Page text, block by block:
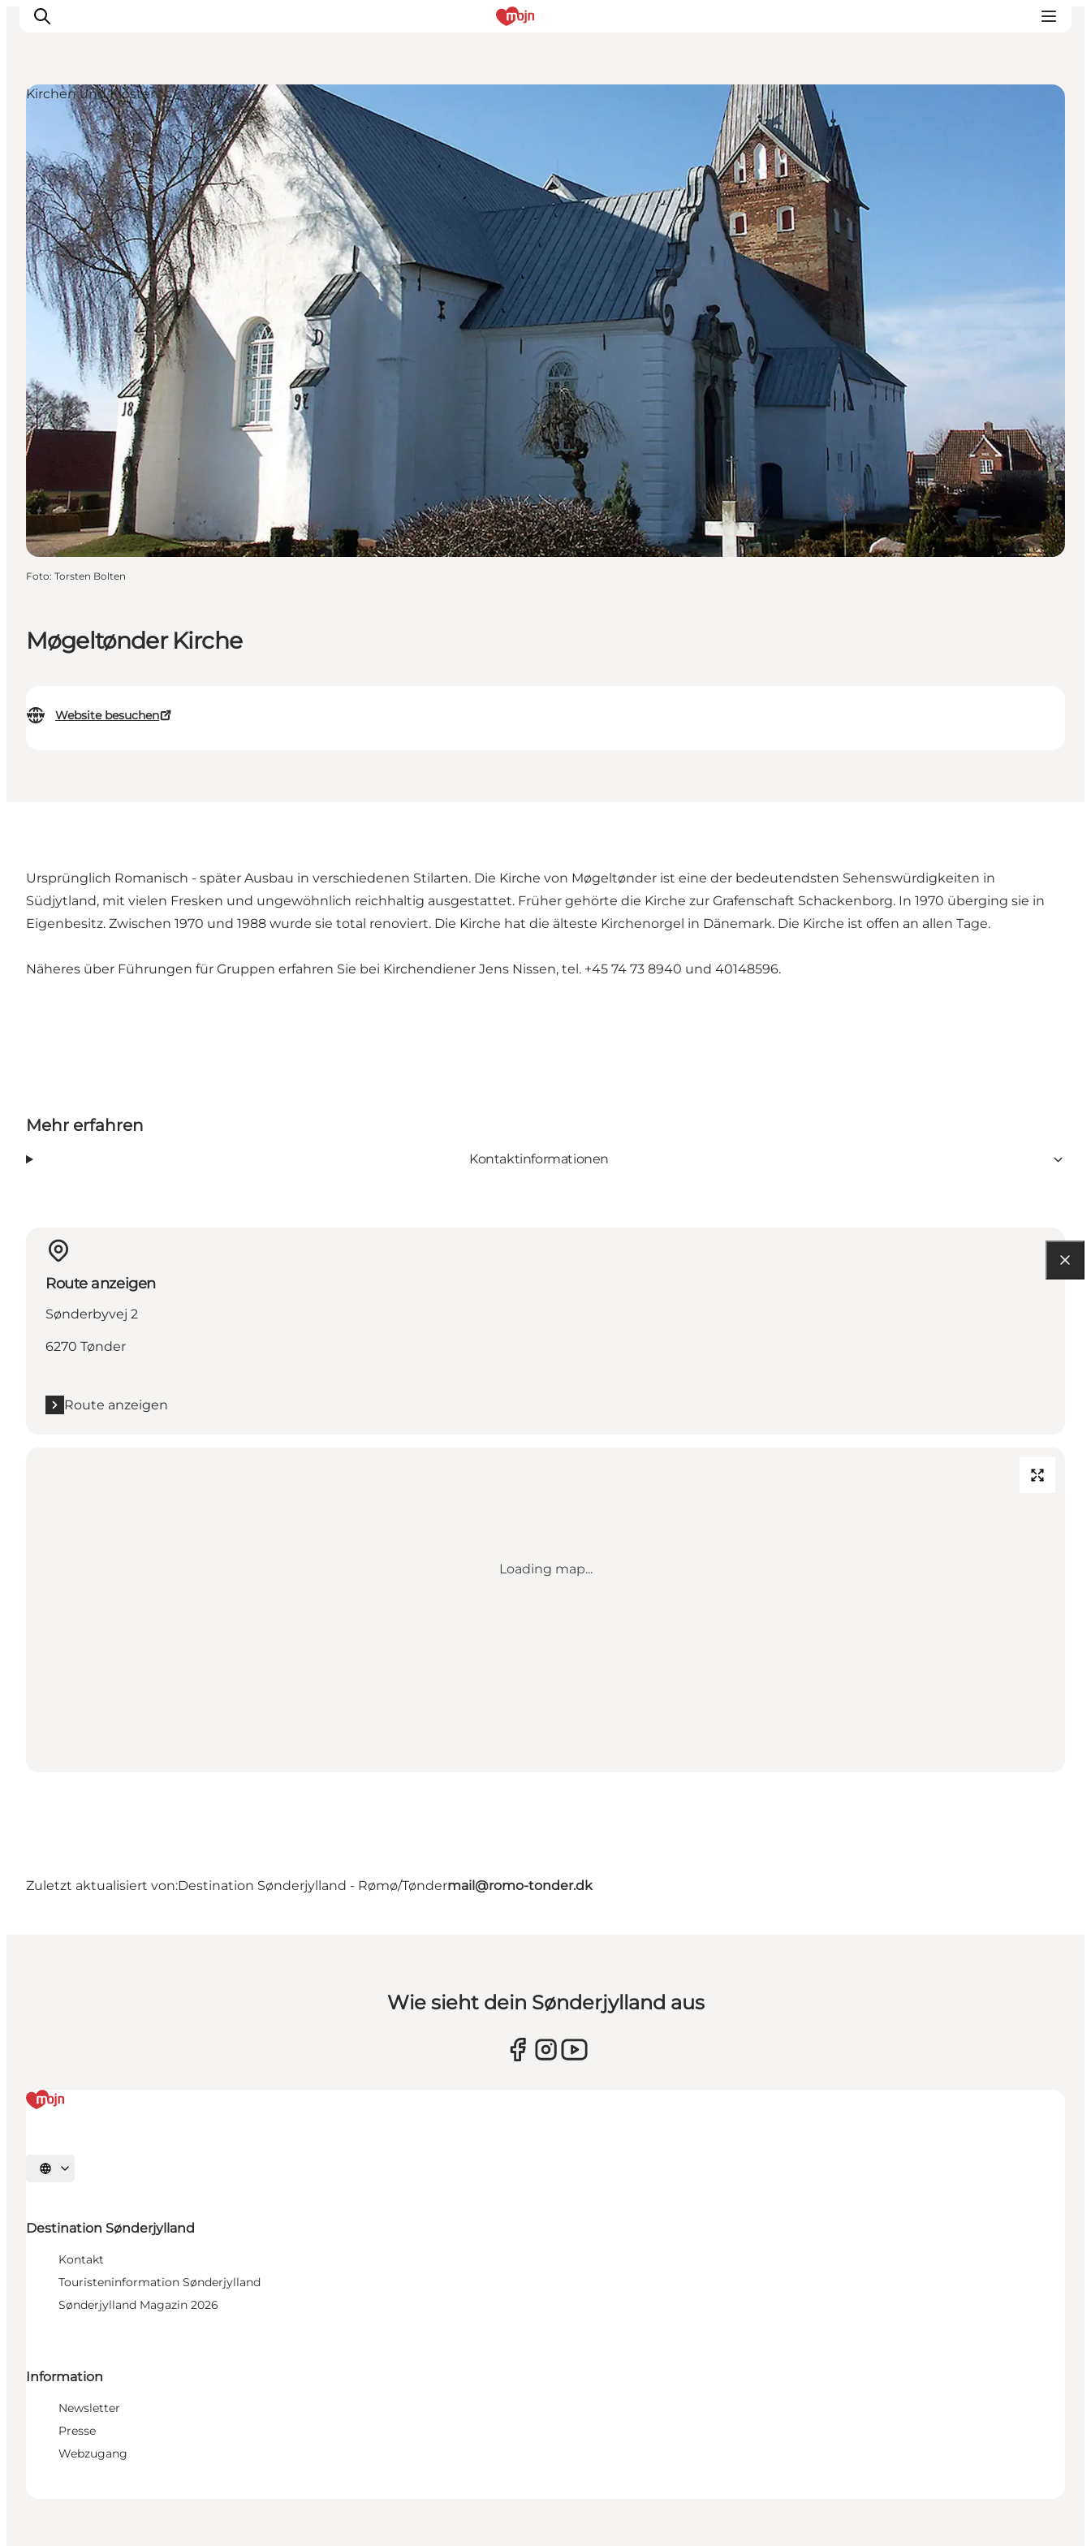
Erlebnisse
Städte und Regionen
Events
Übernachtung
Plane deine Reise
Booking
Møgeltønder Kirche
Website besuchen
Kirchen und Klöster
Foto: Torsten Bolten
Ursprünglich Romanisch - später Ausbau in verschiedenen Stilarten. Die Kirche von Møgeltønder ist eine der bedeutendsten Sehenswürdigkeiten in
Südjytland, mit vielen Fresken und ungewöhnlich reichhaltig ausgestattet. Früher gehörte die Kirche zur Grafenschaft Schackenborg. In 1970 überging sie in
Eigenbesitz. Zwischen 1970 und 1988 wurde sie total renoviert. Die Kirche hat die älteste Kirchenorgel in Dänemark. Die Kirche ist offen an allen Tage.
Näheres über Führungen für Gruppen erfahren Sie bei Kirchendiener Jens Nissen, tel. +45 74 73 8940 und 40148596.
Mehr erfahren
Kontaktinformationen
Route anzeigen
Sønderbyvej 2
6270 Tønder
Route anzeigen
Loading map...
Zuletzt aktualisiert von:Destination Sønderjylland - Rømø/Tøndermail@romo-tonder.dk
Wie sieht dein Sønderjylland aus
Sprache auswählen
Destination Sønderjylland
Kontakt
Touristeninformation Sønderjylland
Sønderjylland Magazin 2026
Information
Newsletter
Presse
Webzugang